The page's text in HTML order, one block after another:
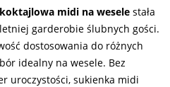
midi na wesele stała
garderobie ślubnych gości.
dostosowania do różnych
idealny na wesele. Bez
uroczystości, sukienka midi